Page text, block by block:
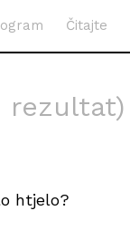
Čitajte
rezultat)
htjelo?